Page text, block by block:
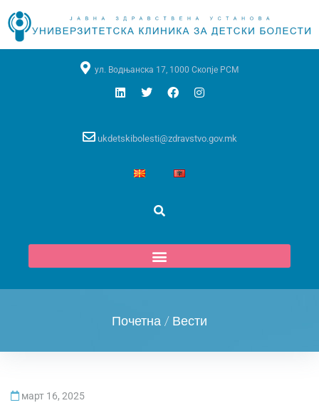
ул. Водњанска 17, 1000 Скопје РСМ
ukdetskibolesti@zdravstvo.gov.mk
Почетна / Вести
март 16, 2025